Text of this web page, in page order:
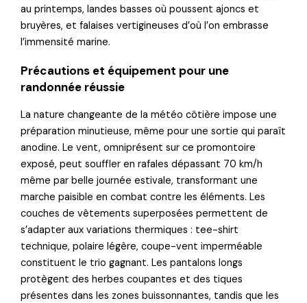
au printemps, landes basses où poussent ajoncs et
bruyères, et falaises vertigineuses d’où l’on embrasse
l’immensité marine.
Précautions et équipement pour une
randonnée réussie
La nature changeante de la météo côtière impose une
préparation minutieuse, même pour une sortie qui paraît
anodine. Le vent, omniprésent sur ce promontoire
exposé, peut souffler en rafales dépassant 70 km/h
même par belle journée estivale, transformant une
marche paisible en combat contre les éléments. Les
couches de vêtements superposées permettent de
s’adapter aux variations thermiques : tee-shirt
technique, polaire légère, coupe-vent imperméable
constituent le trio gagnant. Les pantalons longs
protègent des herbes coupantes et des tiques
présentes dans les zones buissonnantes, tandis que les